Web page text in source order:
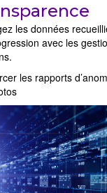
les données
avec les
les rapports